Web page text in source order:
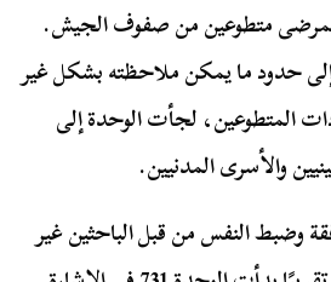
المرضى متطوعين من صفوف الجيش.
حدود ما يمكن ملاحظته بشكل غير
المتطوعين، لجأت الوحدة إلى
والأسرى المدنيين.
وضبط النفس من قبل الباحثين غير